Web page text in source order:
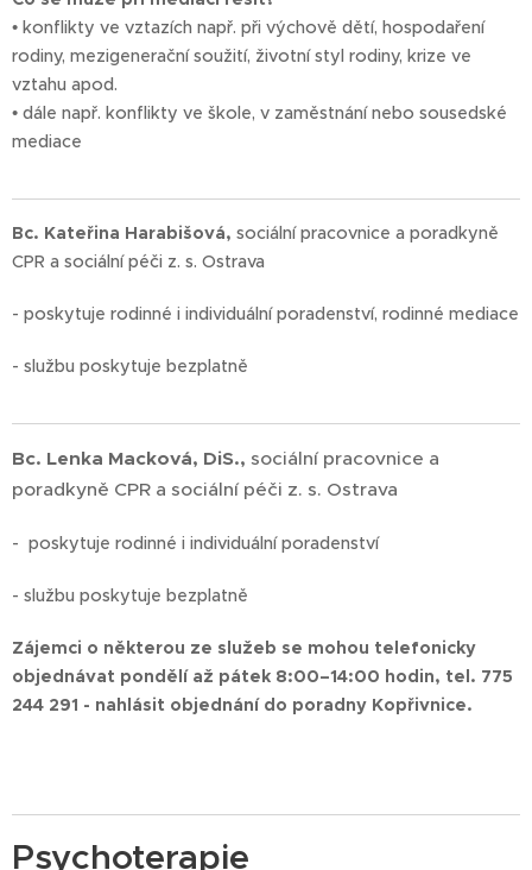
• konflikty ve vztazích např. při výchově dětí, hospodaření
rodiny, mezigenerační soužití, životní styl rodiny, krize ve
vztahu apod.
• dále např. konflikty ve škole, v zaměstnání nebo sousedské
mediace
Bc. Kateřina Harabišová, sociální pracovnice a poradkyně
CPR a sociální péči z. s. Ostrava
- poskytuje rodinné i individuální poradenství, rodinné mediace
- službu poskytuje bezplatně
Bc. Lenka Macková, DiS., sociální pracovnice a
poradkyně CPR a sociální péči z. s. Ostrava
- poskytuje rodinné i individuální poradenství
- službu poskytuje bezplatně
Zájemci o některou ze služeb se mohou telefonicky
objednávat pondělí až pátek 8:00–14:00 hodin, tel. 775
244 291 - nahlásit objednání do poradny Kopřivnice.
Psychoterapie